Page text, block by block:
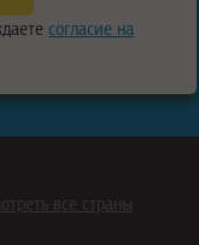
согласие на
все страны